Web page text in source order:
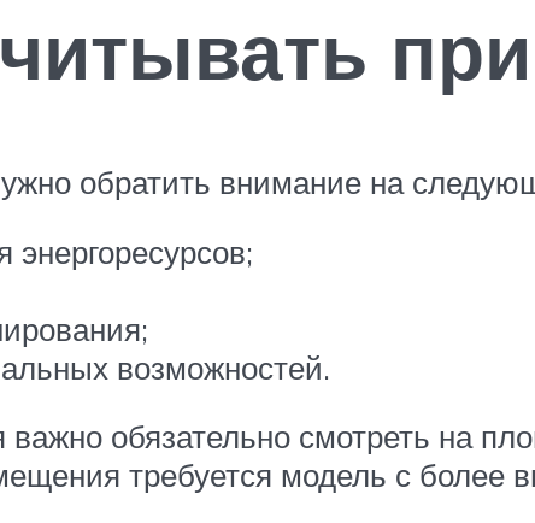
обратить внимание на
энергоресурсов;
возможностей.
обязательно смотреть на
требуется модель с более